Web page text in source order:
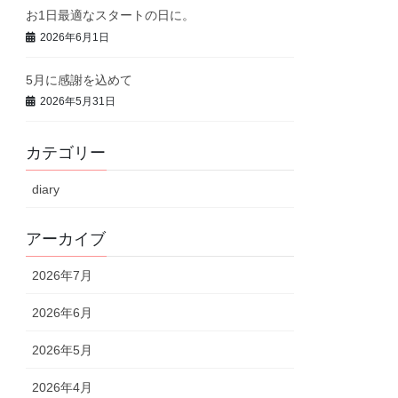
お1日最適なスタートの日に。
2026年6月1日
5月に感謝を込めて
2026年5月31日
カテゴリー
diary
アーカイブ
2026年7月
2026年6月
2026年5月
2026年4月